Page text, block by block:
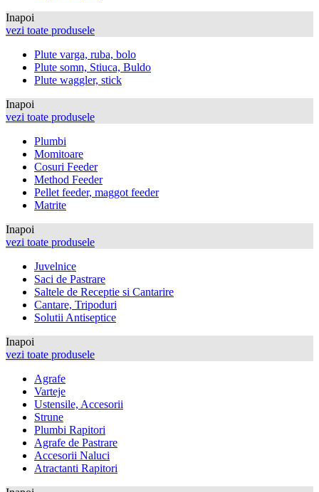
Inapoi
vezi toate produsele
Plute varga, ruba, bolo
Plute somn, Stiuca, Buldo
Plute waggler, stick
Inapoi
vezi toate produsele
Plumbi
Momitoare
Cosuri Feeder
Method Feeder
Pellet feeder, maggot feeder
Matrite
Inapoi
vezi toate produsele
Juvelnice
Saci de Pastrare
Saltele de Receptie si Cantarire
Cantare, Tripoduri
Solutii Antiseptice
Inapoi
vezi toate produsele
Agrafe
Varteje
Ustensile, Accesorii
Strune
Plumbi Rapitori
Agrafe de Pastrare
Accesorii Naluci
Atractanti Rapitori